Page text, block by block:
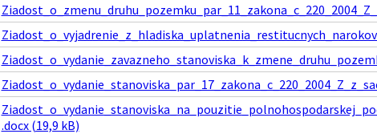
.docx (19,9 kB)